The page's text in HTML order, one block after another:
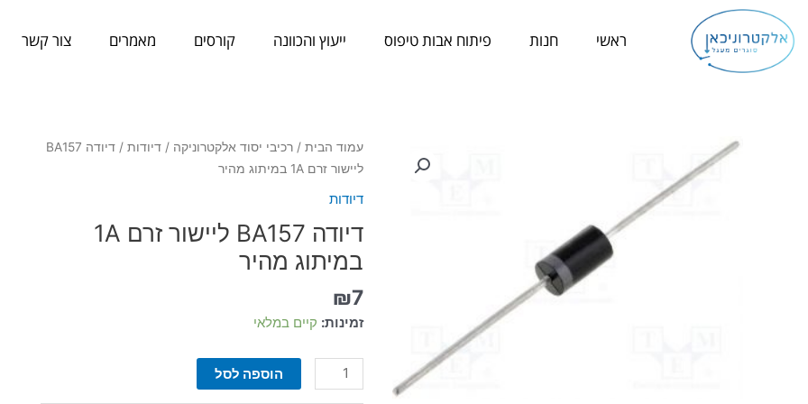
לתוכן
ראשי חנות פיתוח אבות טיפוס ייעוץ והכוונה קורסים מאמרים צור קשר
עמוד הבית/ רכיבי יסוד אלקטרוניקה / דיודות
/ דיודה BA157
ליישור זרם 1A במיתוג מהיר
דיודות
דיודה BA157 ליישור זרם 1A
במיתוג מהיר
₪7
זמינות: קיים במלאי
כמות
של
ליישור
זרם
1A
במיתוג
מהיר
הוספה לסל